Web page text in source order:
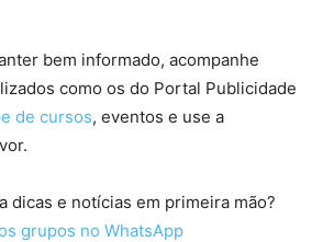
bem informado, acompanhe
como os do Portal Publicidade
de cursos, eventos e use a
dicas e notícias em primeira mão?
grupos no WhatsApp